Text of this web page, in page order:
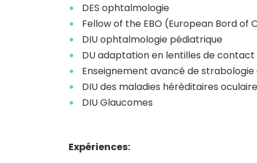
DES ophtalmologie
Fellow of the EBO (European Bord of
DIU ophtalmologie pédiatrique
DU adaptation en lentilles de contact
Enseignement avancé de
DIU des maladies héréditaires
DIU Glaucomes
Expériences: